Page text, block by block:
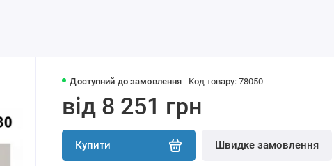
Доступний до замовлення Код товару: 78050
від 8 251 грн
Купити Швидке замовлення